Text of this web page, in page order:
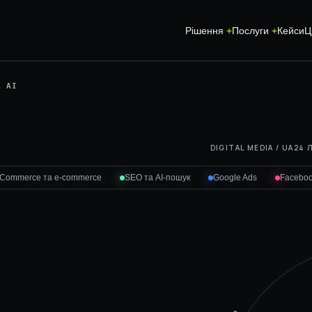
Рішення Послуги
САЙТУ
ERP-МОДУЛІ
ІНТЕГРАЦІЇ
Кейси
AI
DIGITAL MEDIA / UA 24
та e-commerce SEO та AI-пошук Google Ads
GROWTH